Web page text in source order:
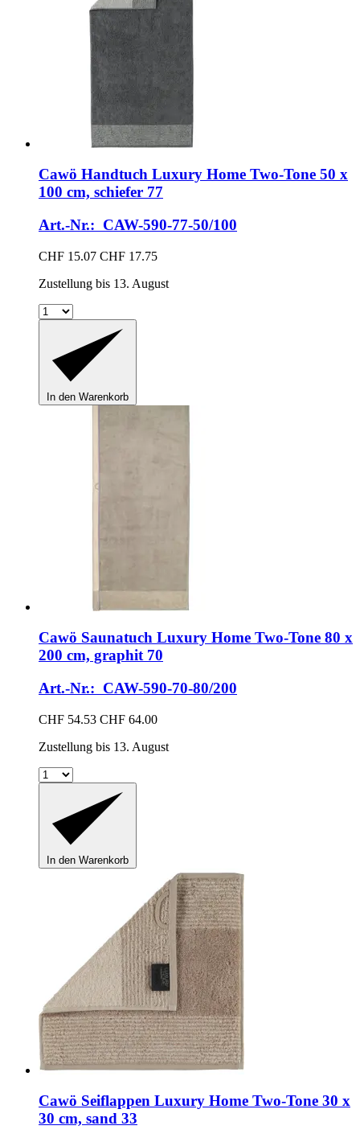
Cawö Handtuch Luxury Home Two-​Tone 50 x
100 cm, schiefer 77
Art.-Nr.: CAW-590-77-50/100
CHF 15.07 CHF 17.75
Zustellung bis 13. August
In den Warenkorb
Cawö Saunatuch Luxury Home Two-​Tone 80 x
200 cm, graphit 70
Art.-Nr.: CAW-590-70-80/200
CHF 54.53 CHF 64.00
Zustellung bis 13. August
In den Warenkorb
Cawö Seiflappen Luxury Home Two-​Tone 30 x
30 cm, sand 33